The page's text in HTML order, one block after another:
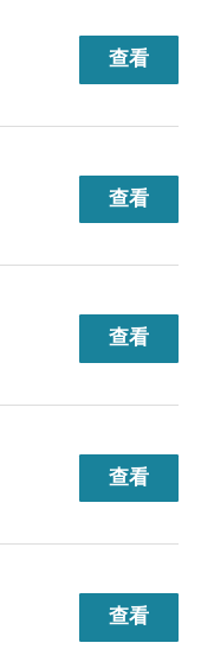
查看
查看
查看
查看
查看